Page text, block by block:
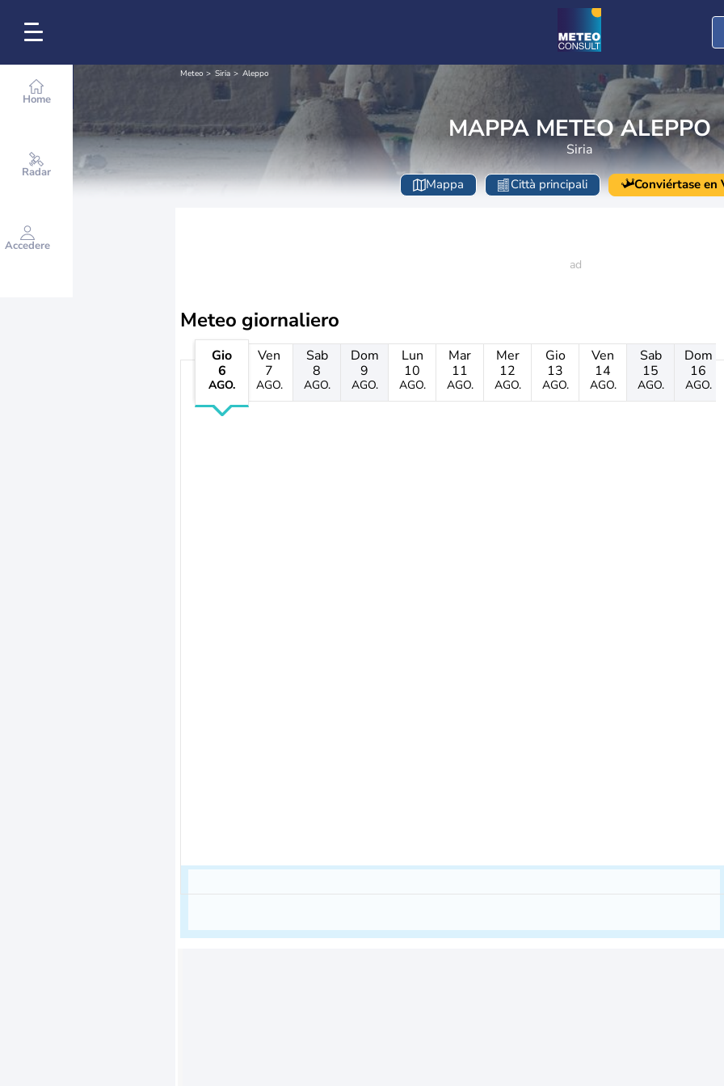
Home
Radar
Accedere
Meteo Siria Aleppo
MAPPA METEO ALEPPO
Siria
Mappa Città principali Conviértase en
Meteo giornaliero
Gio
6
AGO.
Ven
7
AGO.
Sab
8
AGO.
Dom
9
AGO.
Lun
10
AGO.
Mar
11
AGO.
Mer
12
AGO.
Gio
13
AGO.
Ven
14
AGO.
Sab
15
AGO.
Dom
16
AGO.